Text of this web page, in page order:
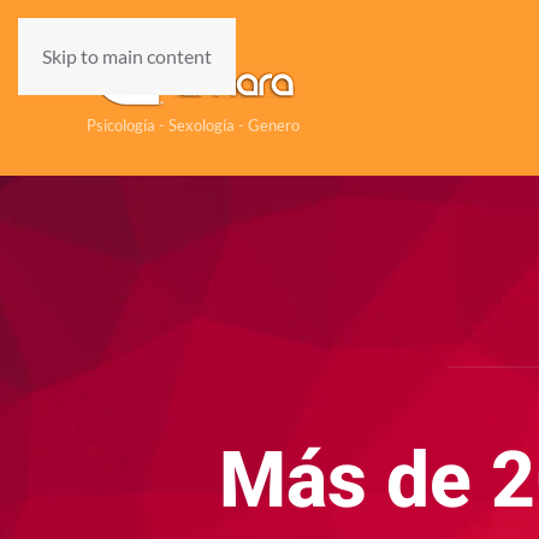
Skip to main content
Psicología - Sexología - Genero
Más de